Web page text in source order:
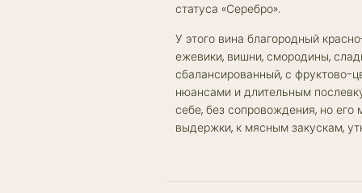
статуса «Серебро».
У этого вина благородный
ежевики, вишни, смородины,
сбалансированный, с фруктово-
нюансами и длительным
себе, без сопровождения, но
выдержки, к мясным закускам,